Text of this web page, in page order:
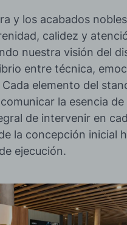
y los acabados nobles
calidez y
nuestra visión del
entre técnica,
elemento del
la esencia de
de intervenir en
la concepción inicial
ejecución.